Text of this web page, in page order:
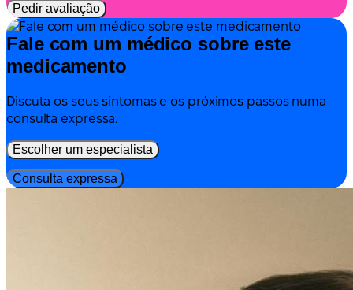
Pedir avaliação
Fale com um médico sobre este
medicamento
Discuta os seus sintomas e os próximos passos numa
consulta expressa.
Escolher um especialista
Consulta expressa